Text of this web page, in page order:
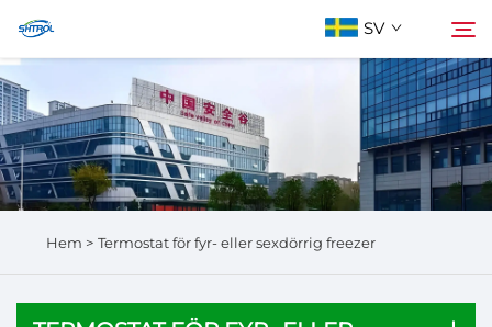
SV
Om oss
Produkter
Sök
Hem > Termostat för fyr- eller sexdörrig freezer